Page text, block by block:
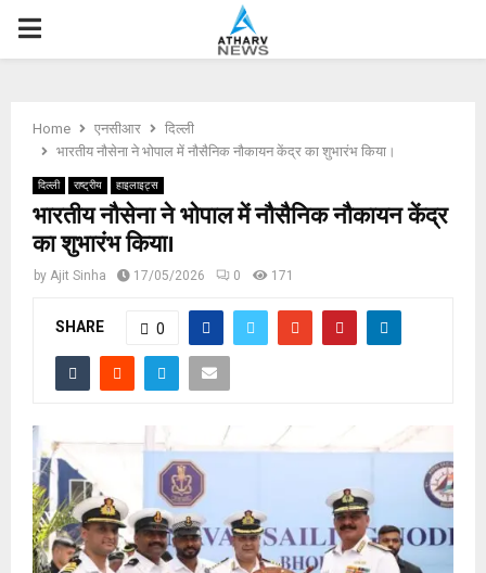
P
M
A
M
E
N
Home एनसीआर
दिल्ली
भारतीय नौसेना ने भोपाल में नौसैनिक नौकायन केंद्र का शुभारंभ किया।
दिल्ली राष्ट्रीय हाइलाइट्स
भारतीय नौसेना ने भोपाल में नौसैनिक नौकायन केंद्र
का शुभारंभ किया।
by Ajit Sinha 17/05/2026 0 171
SHARE 0